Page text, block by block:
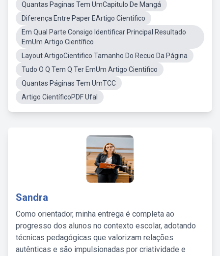
Quantas Paginas Tem UmCapitulo De Mangá
Diferença Entre Paper EArtigo Cientifico
Em Qual Parte Consigo Identificar Principal Resultado
EmUm Artigo Científico
Layout ArtigoCientifico Tamanho Do Recuo Da Página
Tudo O Q Tem Q Ter EmUm Artigo Cientifico
Quantas Páginas Tem UmTCC
Artigo CientíficoPDF Ufal
Sandra
Como orientador, minha entrega é completa ao
progresso dos alunos no contexto escolar, adotando
técnicas pedagógicas que valorizam relações
autênticas e são impulsionadas por criatividade e